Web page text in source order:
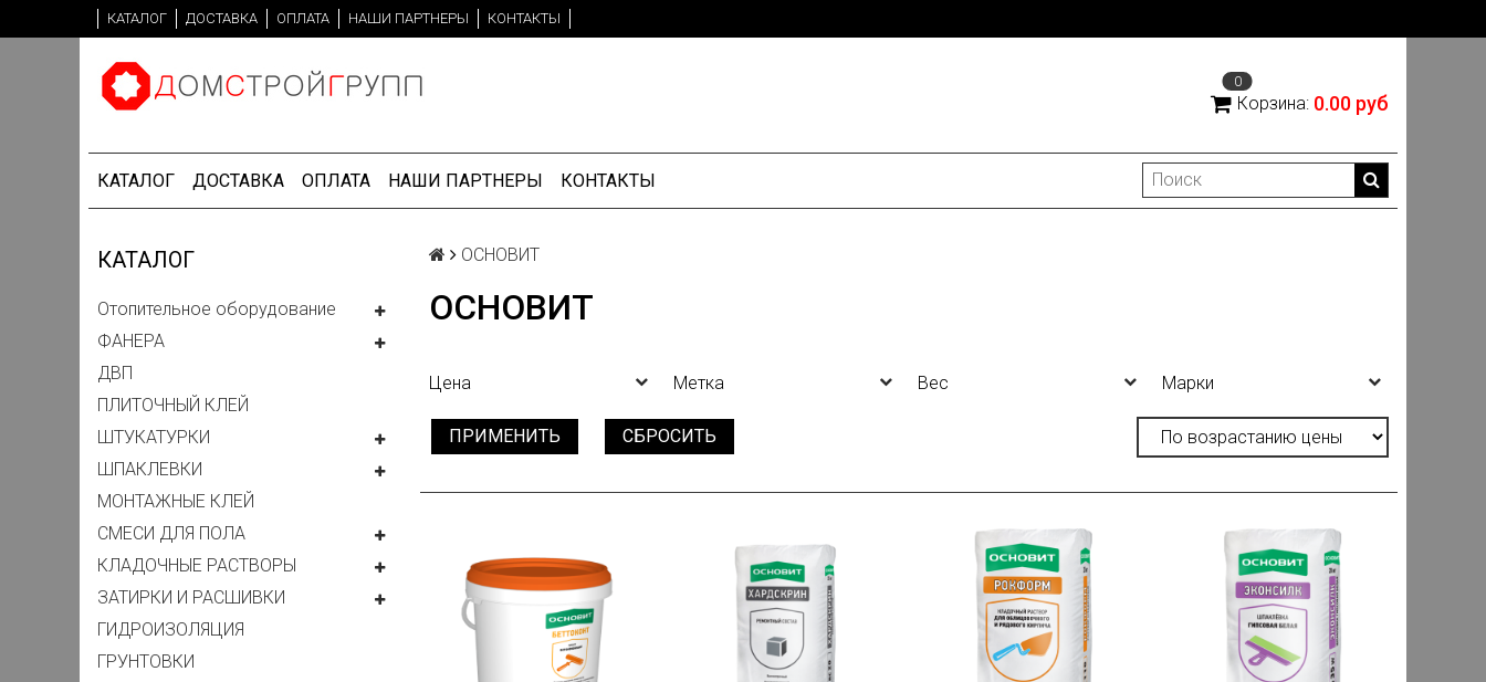
КАТАЛОГ ДОСТАВКА ОПЛАТА НАШИ ПАРТНЕРЫ КОНТАКТЫ
0
Корзина: 0.00 руб
КАТАЛОГ ДОСТАВКА ОПЛАТА НАШИ ПАРТНЕРЫ КОНТАКТЫ
КАТАЛОГ
Отопительное оборудование
ФАНЕРА
ДВП
ПЛИТОЧНЫЙ КЛЕЙ
ШТУКАТУРКИ
ШПАКЛЕВКИ
МОНТАЖНЫЕ КЛЕЙ
СМЕСИ ДЛЯ ПОЛА
КЛАДОЧНЫЕ РАСТВОРЫ
ЗАТИРКИ И РАСШИВКИ
ГИДРОИЗОЛЯЦИЯ
ГРУНТОВКИ
ОСНОВИТ
ОСНОВИТ
Цена Метка Вес Марки
ПРИМЕНИТЬ СБРОСИТЬ